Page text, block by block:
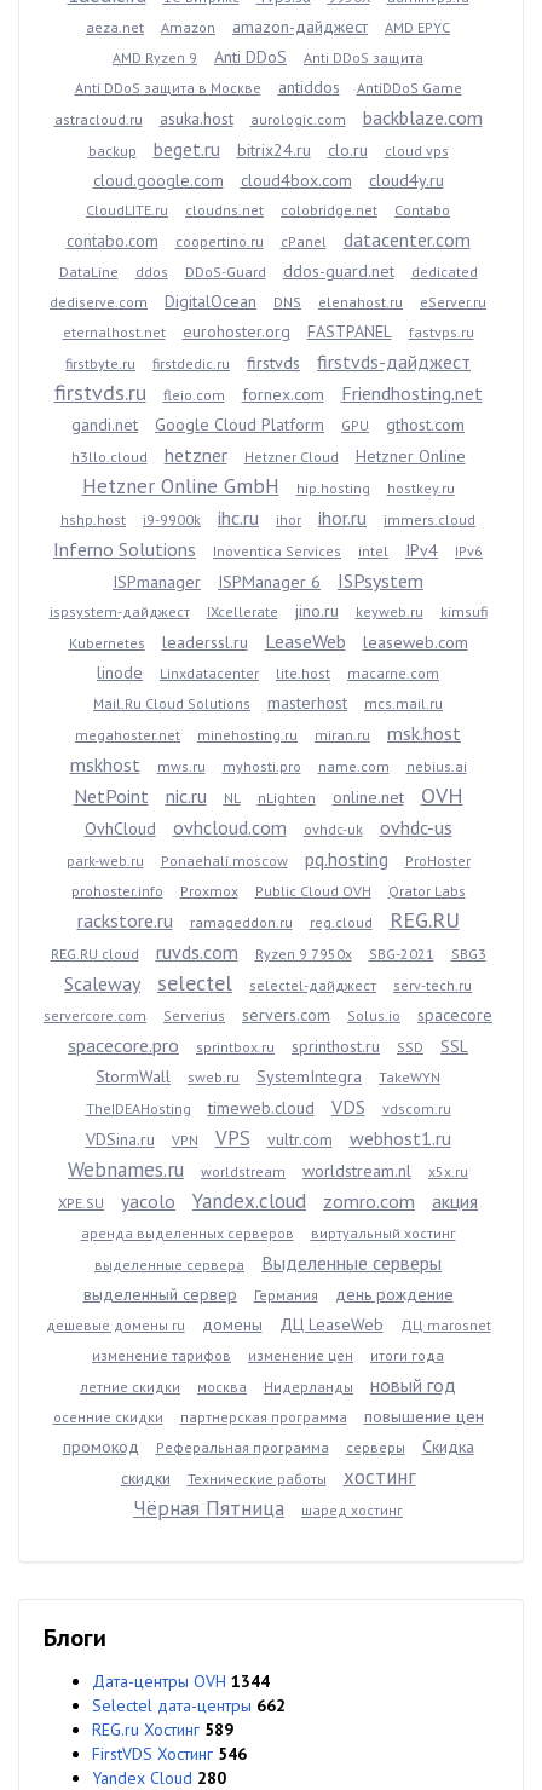
aeza.net
Amazon amazon-дайджест
AMD EPYC
AMD Ryzen 9
Anti DDoS
Anti DDoS защита
Anti DDoS защита в Москве
antiddos
AntiDDoS Game
astracloud.ru
asuka.host aurologic.com backblaze.com
backup beget.ru bitrix24.ru clo.ru cloud vps
cloud.google.com cloud4box.com cloud4y.ru
CloudLITE.ru cloudns.net colobridge.net Contabo
contabo.com coopertino.ru cPanel datacenter.com
DataLine ddos DDoS-Guard ddos-guard.net
dedicated
dediserve.com
DigitalOcean DNS elenahost.ru
eServer.ru
eternalhost.net
eurohoster.org FASTPANEL
fastvps.ru
firstbyte.ru
firstdedic.ru firstvds firstvds-дайджест
firstvds.ru fleio.com fornex.com Friendhosting.net
gandi.net Google Cloud Platform GPU gthost.com
h3llo.cloud hetzner Hetzner Cloud Hetzner Online
Hetzner Online GmbH hip.hosting
hostkey.ru
hshp.host
i9-9900k ihc.ru ihor ihor.ru immers.cloud
Inferno Solutions Inoventica Services intel IPv4 IPv6
ISPmanager ISPManager 6 ISPsystem
ispsystem-дайджест IXcellerate jino.ru keyweb.ru
kimsufi
Kubernetes
leaderssl.ru LeaseWeb
leaseweb.com
linode
Linxdatacenter lite.host
macarne.com
Mail.Ru Cloud Solutions
masterhost
mcs.mail.ru
megahoster.net
minehosting.ru miran.ru
msk.host
mskhost
mws.ru myhosti.pro name.com nebius.ai
NetPoint nic.ru NL nLighten online.net OVH
OvhCloud ovhcloud.com ovhdc-uk ovhdc-us
park-web.ru Ponaehali.moscow pq.hosting
ProHoster
prohoster.info
Proxmox Public Cloud OVH Qrator Labs
rackstore.ru ramageddon.ru reg.cloud REG.RU
REG.RU cloud ruvds.com Ryzen 9 7950x SBG-2021 SBG3
Scaleway selectel selectel-дайджест
serv-tech.ru
servercore.com
Serverius servers.com Solus.io spacecore
spacecore.pro sprintbox.ru sprinthost.ru SSD
SSL
StormWall
sweb.ru SystemIntegra
TakeWYN
TheIDEAHosting
timeweb.cloud VDS vdscom.ru
VDSina.ru VPN VPS vultr.com webhost1.ru
Webnames.ru worldstream worldstream.nl
x5x.ru
XPE.SU
yacolo Yandex.cloud zomro.com акция
аренда выделенных серверов
виртуальный хостинг
выделенные сервера
Выделенные серверы
выделенный сервер Германия день рождение
дешевые домены ru домены ДЦ LeaseWeb
ДЦ marosnet
изменение тарифов
изменение цен
итоги года
летние скидки
москва Нидерланды новый год
осенние скидки партнерская программа
повышение цен
промокод
Реферальная программа серверы
Скидка
скидки
Технические работы
хостинг
Чёрная Пятница
шаред хостинг
Блоги
Дата-центры OVH 1344
Selectel дата-центры 662
REG.ru Хостинг 589
FirstVDS Хостинг 546
Yandex Cloud 280